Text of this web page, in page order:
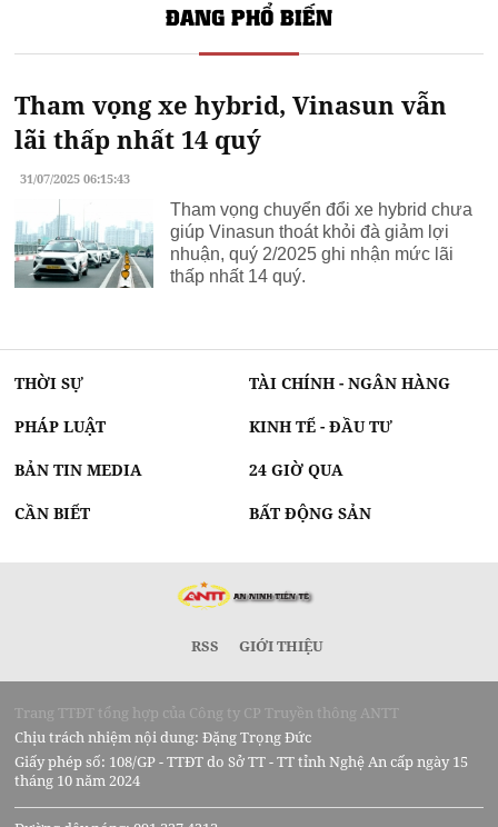
ĐANG PHỔ BIẾN
Tham vọng xe hybrid, Vinasun vẫn
lãi thấp nhất 14 quý
31/07/2025 06:15:43
Tham vọng chuyển đổi xe hybrid chưa
giúp Vinasun thoát khỏi đà giảm lợi
nhuận, quý 2/2025 ghi nhận mức lãi
thấp nhất 14 quý.
THỜI SỰ TÀI CHÍNH - NGÂN HÀNG
PHÁP LUẬT KINH TẾ - ĐẦU TƯ
BẢN TIN MEDIA 24 GIỜ QUA
CẦN BIẾT BẤT ĐỘNG SẢN
RSS GIỚI THIỆU
Trang TTĐT tổng hợp của Công ty CP Truyền thông ANTT
Chịu trách nhiệm nội dung: Đặng Trọng Đức
Giấy phép số: 108/GP - TTĐT do Sở TT - TT tỉnh Nghệ An cấp ngày 15
tháng 10 năm 2024